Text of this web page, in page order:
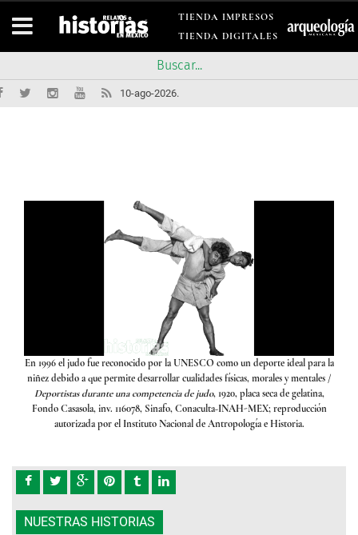
TIENDA IMPRESOS
TIENDA DIGITALES
10-ago-2026.
En 1996 eljudo fue reconocido por la UNESCO como un deporte ideal para la
niñez debido a que permite desarrollar cualidades físicas, morales y mentales /
Deportistas durante una competencia de judo, 1920, placa seca de gelatina,
Fondo Casasola, inv. 116078, Sinafo, Conaculta-INAH-MEX; reproducción
autorizada por el Instituto Nacional de Antropología e Historia.
NUESTRAS HISTORIAS